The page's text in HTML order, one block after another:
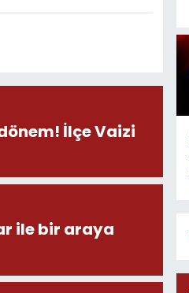
İlçe Vaizi
ile bir araya